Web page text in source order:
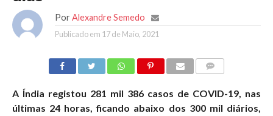
Por Alexandre Semedo
Publicado em 17 de Maio, 2021
A Índia registou 281 mil 386 casos de COVID-19, nas
últimas 24 horas, ficando abaixo dos 300 mil diários,